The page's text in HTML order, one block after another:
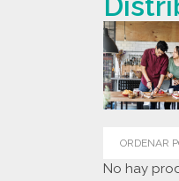
No hay